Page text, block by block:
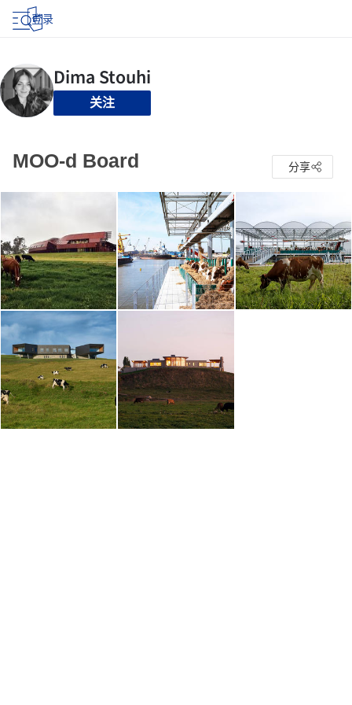
登录
关注
MOO-d Board 分享